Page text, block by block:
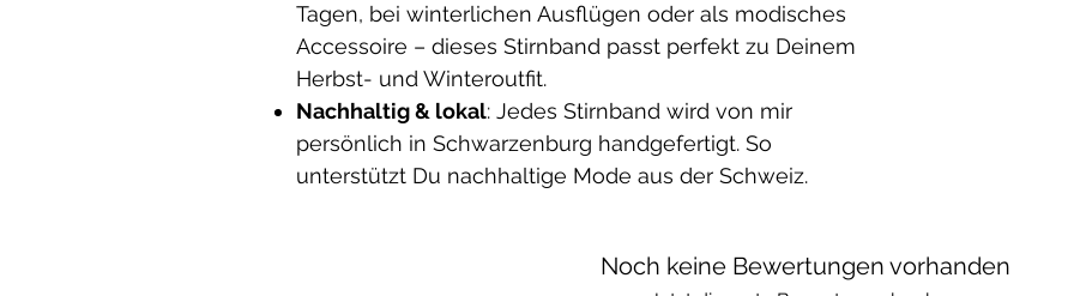
Tagen, bei winterlichen Ausflügen oder als modisches
Accessoire – dieses Stirnband passt perfekt zu Deinem
Herbst- und Winteroutfit.
Nachhaltig & lokal: Jedes Stirnband wird von mir
persönlich in Schwarzenburg handgefertigt. So
unterstützt Du nachhaltige Mode aus der Schweiz.
Noch keine Bewertungen vorhanden